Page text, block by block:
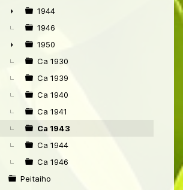
►
►
1944
1946
►
1950
Ca 1930
Ca 1939
Ca 1940
Ca 1941
Ca 1943
Ca 1944
Ca 1946
Peitaiho